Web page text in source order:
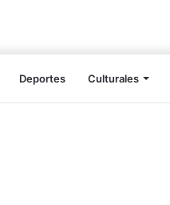
Deportes Culturales